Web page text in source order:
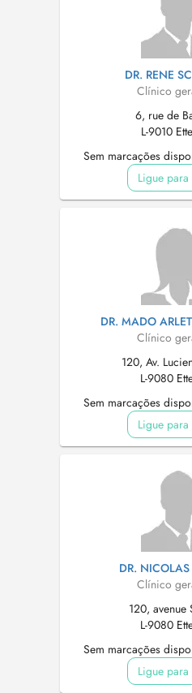
DR. RENE
Clínico
6, rue de
L-9010
Sem marcações
Ligue
DR. MADO
Clínico
120, Av.
L-9080
Sem marcações
Ligue
DR.
Clínico
120, avenue
L-9080
Sem marcações
Ligue